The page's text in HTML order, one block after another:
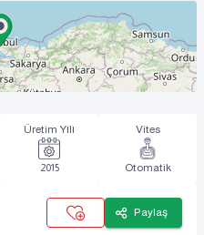
Üretim Yılı
2015
Vites
Otomatik
Paylaş